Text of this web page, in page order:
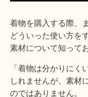
着物を購入する際、
どういった使い方を
素材について知って
「着物は分かりに
しれませんが、素材
のではありません。